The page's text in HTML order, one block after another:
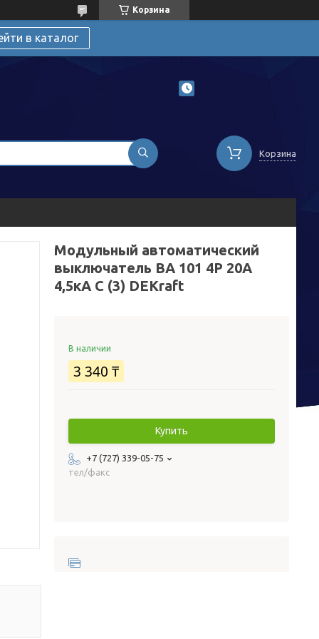
Корзина
в каталог
Корзина
Модульный автоматический
выключатель ВА 101 4P 20А
4,5кА С (3) DEKraft
В наличии
3 340 ₸
Купить
+7 (727) 339-05-75
тел/факс